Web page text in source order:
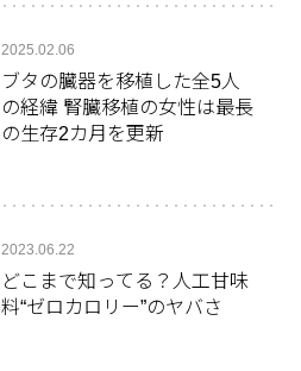
2025.02.06
ブタの臓器を移植した全5人
の経緯 腎臓移植の女性は最長
の生存2カ月を更新
2023.06.22
どこまで知ってる？人工甘味
料“ゼロカロリー”のヤバさ